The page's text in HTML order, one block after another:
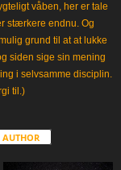
våben, her er tale
stærkere endnu. Og
grund til at at lukke
siden sige sin mening
i selvsamme disciplin.
til.)
AUTHOR